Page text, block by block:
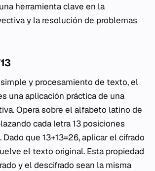
herramienta clave en la
y la resolución de problemas
y procesamiento de texto, el
una aplicación práctica de una
Opera sobre el alfabeto latino de
cada letra 13 posiciones
que 13+13=26, aplicar el cifrado
el texto original. Esta propiedad
y el descifrado sean la misma